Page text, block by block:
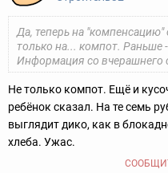
Да, теперь на
только на... компот. Раньше
Информация со вчерашнего
Не только компот. Ещё и
ребёнок сказал. На те семь
выглядит дико, как в
хлеба. Ужас.